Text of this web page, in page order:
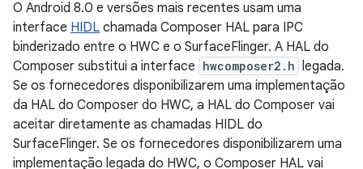
O Android 8.0 e versões mais recentes usam uma
interface HIDL chamada Composer HAL para IPC
binderizado entre o HWC e o SurfaceFlinger. A HAL do
Composer substitui a interface hwcomposer2.h legada.
Se os fornecedores disponibilizarem uma implementação
da HAL do Composer do HWC, a HAL do Composer vai
aceitar diretamente as chamadas HIDL do
SurfaceFlinger. Se os fornecedores disponibilizarem uma
implementação legada do HWC, o Composer HAL vai